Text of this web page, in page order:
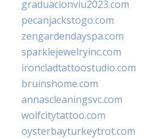
graduacionviu2023.com
pecanjackstogo.com
zengardendayspa.com
sparklejewelryinc.com
ironcladtattoostudio.com
bruinshome.com
annascleaningsvc.com
wolfcitytattoo.com
oysterbayturkeytrot.com